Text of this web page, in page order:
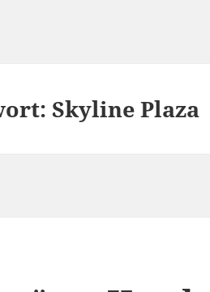
Skyline Plaza